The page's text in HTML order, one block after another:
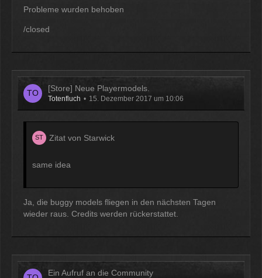
Probleme wurden behoben
/closed
[Store] Neue Playermodels.
Totenfluch 15. Dezember 2017 um 10:06
Zitat von Starwick
same idea
Ja, die buggy models fliegen in den nächsten Tagen
wieder raus. Credits werden rückerstattet.
Ein Aufruf an die Community